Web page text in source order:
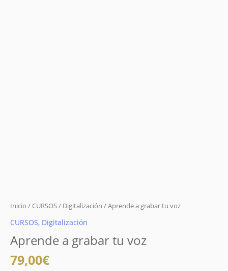
Inicio /CURSOS/ Digitalización / Aprende a grabar tu voz
CURSOS, Digitalización
Aprende a grabar tu voz
79,00€